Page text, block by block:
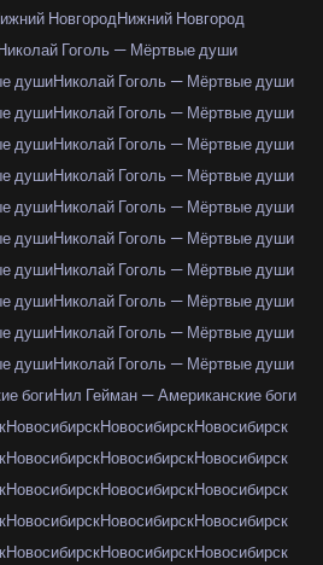
НовгородНижний Новгород
Гоголь — Мёртвые души
душиНиколай Гоголь — Мёртвые души
душиНиколай Гоголь — Мёртвые души
душиНиколай Гоголь — Мёртвые души
душиНиколай Гоголь — Мёртвые души
душиНиколай Гоголь — Мёртвые души
душиНиколай Гоголь — Мёртвые души
душиНиколай Гоголь — Мёртвые души
душиНиколай Гоголь — Мёртвые души
душиНиколай Гоголь — Мёртвые души
душиНиколай Гоголь — Мёртвые души
богиНил Гейман — Американские боги
НовосибирскНовосибирскНовосибирск
НовосибирскНовосибирскНовосибирск
НовосибирскНовосибирскНовосибирск
НовосибирскНовосибирскНовосибирск
НовосибирскНовосибирскНовосибирск